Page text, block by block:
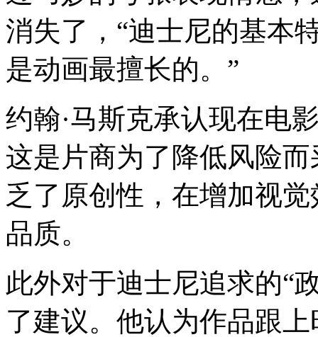
消失了，“迪士尼的基本
是动画最擅长的。”
约翰·马斯克承认现在电
这是片商为了降低风险
乏了原创性，在增加视
品质。
此外对于迪士尼追求的“
了建议。他认为作品跟